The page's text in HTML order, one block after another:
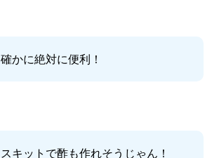
確かに絶対に便利！
スキットで酢も作れそうじゃん！